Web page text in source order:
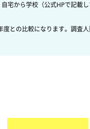
宅から学校（公式HPで記載
との比較になります。調査人